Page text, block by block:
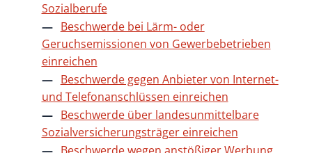
Sozialberufe
Beschwerde bei Lärm- oder
Geruchsemissionen von Gewerbebetrieben
einreichen
Beschwerde gegen Anbieter von Internet-
und Telefonanschlüssen einreichen
Beschwerde über landesunmittelbare
Sozialversicherungsträger einreichen